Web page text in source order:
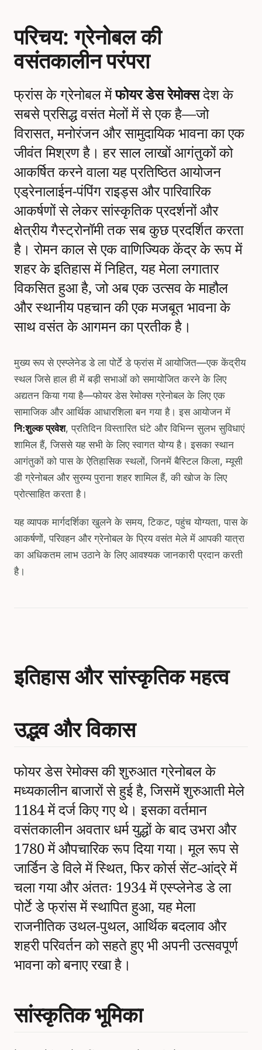
परिचय: ग्रेनोबल की
वसंतकालीन परंपरा
फ्रांस के ग्रेनोबल मेंफोयर डेस रेमोक्सदेश के
सबसे प्रसिद्ध वसंत मेलों में से एक है—जो
विरासत, मनोरंजन और सामुदायिक भावना का एक
जीवंत मिश्रण है। हर साल लाखों आगंतुकों को
आकर्षित करने वाला यह प्रतिष्ठित आयोजन
एड्रेनालाईन-पंपिंग राइड्स और पारिवारिक
आकर्षणों से लेकर सांस्कृतिक प्रदर्शनों और
क्षेत्रीय गैस्ट्रोनॉमी तक सब कुछ प्रदर्शित करता
है। रोमन काल से एक वाणिज्यिक केंद्र के रूप में
शहर के इतिहास में निहित, यह मेला लगातार
विकसित हुआ है, जो अब एक उत्सव के माहौल
और स्थानीय पहचान की एक मजबूत भावना के
साथ वसंत के आगमन का प्रतीक है।
मुख्य रूप से एस्प्लेनेड डे ला पोर्टे डे फ्रांस में आयोजित—एक केंद्रीय
स्थल जिसे हाल ही में बड़ी सभाओं को समायोजित करने के लिए
अद्यतन किया गया है—फोयर डेस रेमोक्स ग्रेनोबल के लिए एक
सामाजिक और आर्थिक आधारशिला बन गया है। इस आयोजन में
नि:शुल्क प्रवेश, प्रतिदिन विस्तारित घंटे और विभिन्न सुलभ सुविधाएं
शामिल हैं, जिससे यह सभी के लिए स्वागत योग्य है। इसका स्थान
आगंतुकों को पास के ऐतिहासिक स्थलों, जिनमें बैस्टिल किला, म्यूसी
डी ग्रेनोबल और सुरम्य पुराना शहर शामिल हैं, की खोज के लिए
प्रोत्साहित करता है।
यह व्यापक मार्गदर्शिका खुलने के समय, टिकट, पहुंच योग्यता, पास के
आकर्षणों, परिवहन और ग्रेनोबल के प्रिय वसंत मेले में आपकी यात्रा
का अधिकतम लाभ उठाने के लिए आवश्यक जानकारी प्रदान करती
है।
इतिहास और सांस्कृतिक महत्व
उद्भव और विकास
फोयर डेस रेमोक्स की शुरुआत ग्रेनोबल के
मध्यकालीन बाजारों से हुई है, जिसमें शुरुआती मेले
1184 में दर्ज किए गए थे। इसका वर्तमान
वसंतकालीन अवतार धर्म युद्धों के बाद उभरा और
1780 में औपचारिक रूप दिया गया। मूल रूप से
जार्डिन डे विले में स्थित, फिर कोर्स सेंट-आंद्रे में
चला गया और अंततः 1934 में एस्प्लेनेड डे ला
पोर्टे डे फ्रांस में स्थापित हुआ, यह मेला
राजनीतिक उथल-पुथल, आर्थिक बदलाव और
शहरी परिवर्तन को सहते हुए भी अपनी उत्सवपूर्ण
भावना को बनाए रखा है।
सांस्कृतिक भूमिका